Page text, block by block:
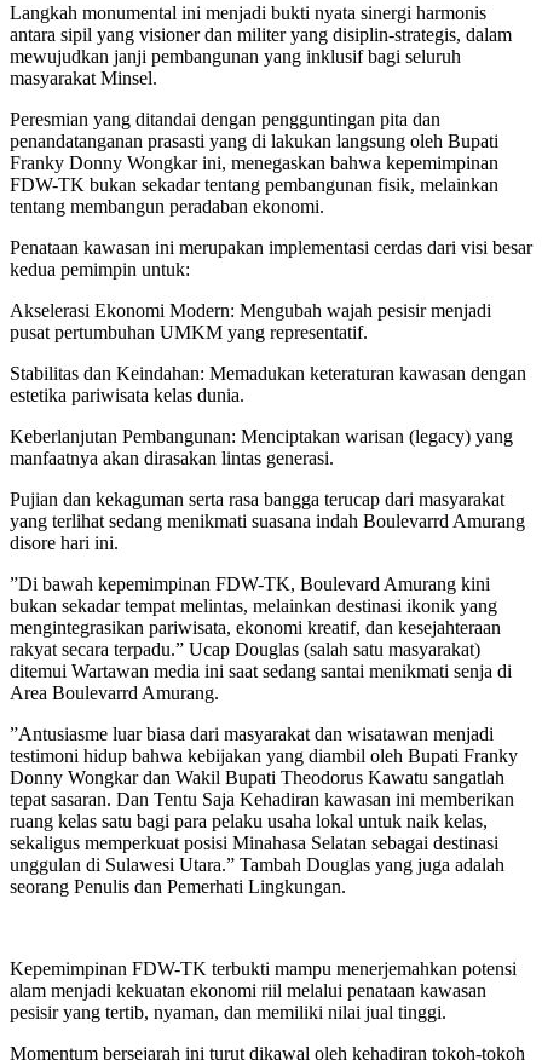
Langkah monumental ini menjadi bukti nyata sinergi harmonis
antara sipil yang visioner dan militer yang disiplin-strategis, dalam
mewujudkan janji pembangunan yang inklusif bagi seluruh
masyarakat Minsel.‎‎‎
Peresmian yang ditandai dengan pengguntingan pita dan
penandatanganan prasasti yang di lakukan langsung oleh Bupati
Franky Donny Wongkar ini, menegaskan bahwa kepemimpinan
FDW-TK bukan sekadar tentang pembangunan fisik, melainkan
tentang membangun peradaban ekonomi.
‎‎Penataan kawasan ini merupakan implementasi cerdas dari visi besar
kedua pemimpin untuk:‎
Akselerasi Ekonomi Modern: Mengubah wajah pesisir menjadi
pusat pertumbuhan UMKM yang representatif.‎
Stabilitas dan Keindahan: Memadukan keteraturan kawasan dengan
estetika pariwisata kelas dunia.‎
Keberlanjutan Pembangunan: Menciptakan warisan (legacy) yang
manfaatnya akan dirasakan lintas generasi.‎‎
Pujian dan kekaguman serta rasa bangga terucap dari masyarakat
yang terlihat sedang menikmati suasana indah Boulevarrd Amurang
disore hari ini.
‎”Di bawah kepemimpinan FDW-TK, Boulevard Amurang kini
bukan sekadar tempat melintas, melainkan destinasi ikonik yang
mengintegrasikan pariwisata, ekonomi kreatif, dan kesejahteraan
rakyat secara terpadu.” Ucap Douglas (salah satu masyarakat)
ditemui Wartawan media ini saat sedang santai menikmati senja di
Area Boulevarrd Amurang.
‎‎”Antusiasme luar biasa dari masyarakat dan wisatawan menjadi
testimoni hidup bahwa kebijakan yang diambil oleh Bupati Franky
Donny Wongkar dan Wakil Bupati Theodorus Kawatu sangatlah
tepat sasaran. Dan Tentu Saja Kehadiran kawasan ini memberikan
ruang kelas satu bagi para pelaku usaha lokal untuk naik kelas,
sekaligus memperkuat posisi Minahasa Selatan sebagai destinasi
unggulan di Sulawesi Utara.” Tambah Douglas yang juga adalah
seorang Penulis dan Pemerhati Lingkungan.
‎‎Kepemimpinan FDW-TK terbukti mampu menerjemahkan potensi
alam menjadi kekuatan ekonomi riil melalui penataan kawasan
pesisir yang tertib, nyaman, dan memiliki nilai jual tinggi.‎‎‎
Momentum bersejarah ini turut dikawal oleh kehadiran tokoh-tokoh